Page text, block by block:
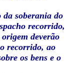
soberania do
recorrido,
deverão
recorrido, ao
os bens e o